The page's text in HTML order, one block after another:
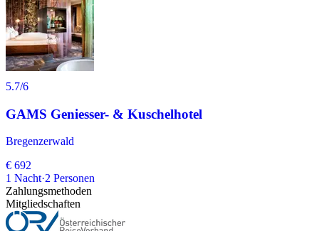
5.7/6
GAMS Geniesser- & Kuschelhotel
Bregenzerwald
€ 692
1 Nacht·2 Personen
Zahlungsmethoden
Mitgliedschaften